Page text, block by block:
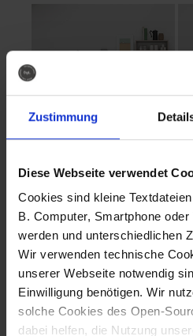
Zustimmung
Diese Webseite verwendet
Cookies sind kleine
B. Computer, Smartphone
werden und unterschiedlichen
Wir verwenden technische
unserer Webseite notwendig
Einwilligung benötigen. Wir
solche Cookies des Open-
dabei helfen, die Nutzung
Fotografo: Lorenz
Sternbach
Download